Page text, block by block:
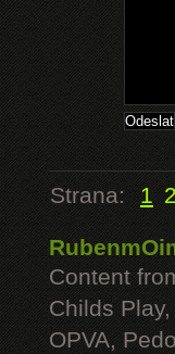
Strana: 1 2
Content
Childs
OPVA,